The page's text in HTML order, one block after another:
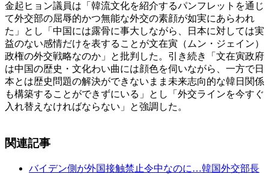
金起ヒョン議員は「韓流文化を紹介するパンフレットを通じ
て外交部の屈辱的かつ無能な外交の素顔が如実にあらわれ
た」とし「中国には露骨に事大しながら、日本に対しては実
益のない感情だけを表することが文在寅（ムン・ジェイン）
政権の外交戦略なのか」と批判した。引き続き「文在寅政府
は中国の歴史・文化わい曲には顔色を伺いながら、一方で日
本とは歴史問題の解決ができないまま未来志向的な韓日関係
も構築することができずにいる」とし「外交ラインを今すぐ
入れ替えなければならない」と強調した。
関連記事
バイデン側が外国接触禁止令中なのに…韓国外交部長